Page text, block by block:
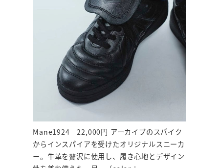
Mane1924 22,000円 アーカイブのスパイク
からインスパイアを受けたオリジナルスニーカ
ー。牛革を贅沢に使用し、履き心地とデザイン